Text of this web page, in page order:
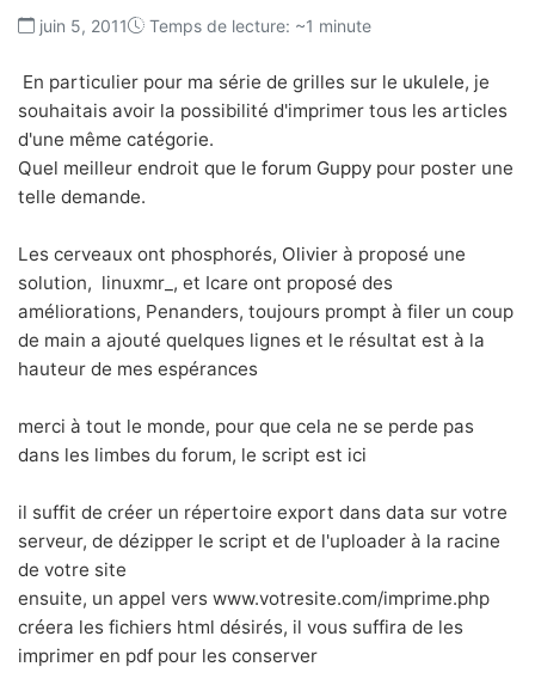
juin 5, 2011 Temps de lecture: ~1 minute
En particulier pour ma série de grilles sur le ukulele, je
souhaitais avoir la possibilité d'imprimer tous les articles
d'une même catégorie.
Quel meilleur endroit que le forum Guppy pour poster une
telle demande.
Les cerveaux ont phosphorés, Olivier à proposé une
solution, linuxmr_, et Icare ont proposé des
améliorations, Penanders, toujours prompt à filer un coup
de main a ajouté quelques lignes et le résultat est à la
hauteur de mes espérances
merci à tout le monde, pour que cela ne se perde pas
dans les limbes du forum, le script est ici
il suffit de créer un répertoire export dans data sur votre
serveur, de dézipper le script et de l'uploader à la racine
de votre site
ensuite, un appel vers www.votresite.com/imprime.php
créera les fichiers html désirés, il vous suffira de les
imprimer en pdf pour les conserver